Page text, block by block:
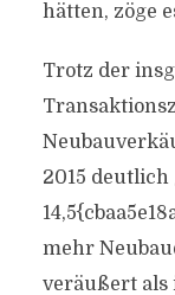
hätten, zöge
Trotz der
2015 deutlich
mehr
veräußert als